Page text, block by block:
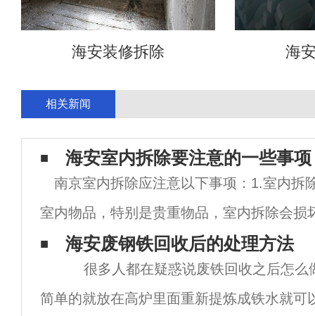
海安装修拆除 海
相关新闻
海安室内拆除要注意的一些事项
南京室内拆除应注意以下事项：1.室内拆
室内物品，特别是贵重物品，室内拆除会损
室内物品的及时清理；2.室内拆除前，应与
进度、施工费用，以及施工产生的废弃物的
海安废钢铁回收后的处理方法
很多人都在疑惑说废铁回收之后怎么
简单的就放在高炉里面重新提炼成铁水就可